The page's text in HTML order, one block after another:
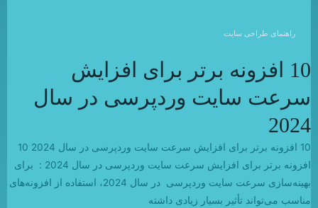
راهنمای طراحی سایت
10 افزونه برتر برای افزایش
سرعت سایت وردپرسی در سال
2024
10 افزونه برتر برای افزایش سرعت سایت وردپرسی در سال 2024 10
افزونه برتر برای افزایش سرعت سایت وردپرسی در سال 2024 : برای
بهینه‌سازی سرعت سایت وردپرسی در سال 2024، استفاده از افزونه‌های
مناسب می‌تواند تأثیر بسیار زیادی داشته